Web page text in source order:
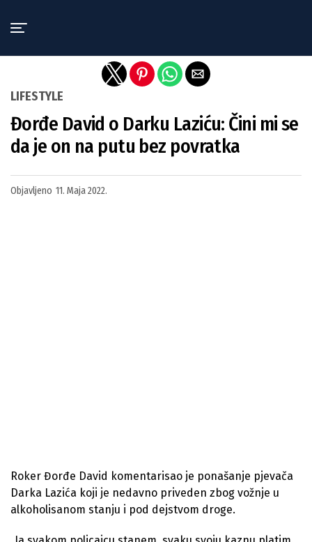
LIFESTYLE
Đorđe David o Darku Laziću: Čini mi se
da je on na putu bez povratka
Objavljeno 11. Maja 2022.
Roker Đorđe David komentarisao je ponašanje pjevača
Darka Lazića koji je nedavno priveden zbog vožnje u
alkoholisanom stanju i pod dejstvom droge.